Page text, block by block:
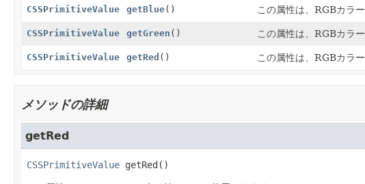
CSSPrimitiveValue
getBlue() この属性は、RGBカラ
CSSPrimitiveValue getGreen () この属性は、RGBカラ
CSSPrimitiveValue getRed () この属性は、RGBカラ
メソッドの詳細
getRed
CSSPrimitiveValue getRed()